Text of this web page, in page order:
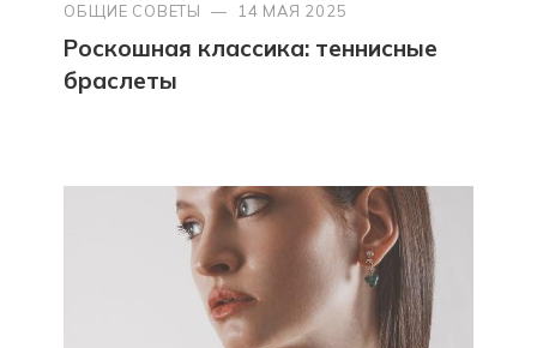
ОБЩИЕ СОВЕТЫ — 14 МАЯ 2025
Роскошная классика: теннисные
браслеты